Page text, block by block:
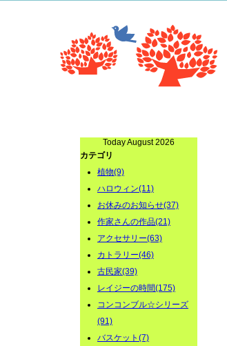
Today August 2026
カテゴリ
植物(9)
ハロウィン(11)
お休みのお知らせ(37)
作家さんの作品(21)
アクセサリー(63)
カトラリー(46)
古民家(39)
レイジーの時間(175)
コンコンブル☆シリーズ
(91)
バスケット(7)